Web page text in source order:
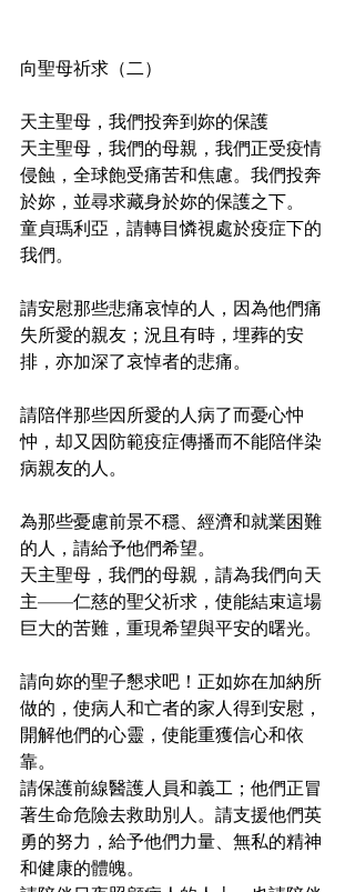
向聖母祈求（二）
天主聖母，我們投奔到妳的保護
天主聖母，我們的母親，我們正受疫情
侵蝕，全球飽受痛苦和焦慮。我們投奔
於妳，並尋求藏身於妳的保護之下。
童貞瑪利亞，請轉目憐視處於疫症下的
我們。
請安慰那些悲痛哀悼的人，因為他們痛
失所愛的親友；況且有時，埋葬的安
排，亦加深了哀悼者的悲痛。
請陪伴那些因所愛的人病了而憂心忡
忡，却又因防範疫症傳播而不能陪伴染
病親友的人。
為那些憂慮前景不穩、經濟和就業困難
的人，請給予他們希望。
天主聖母，我們的母親，請為我們向天
主——仁慈的聖父祈求，使能結束這場
巨大的苦難，重現希望與平安的曙光。
請向妳的聖子懇求吧！正如妳在加納所
做的，使病人和亡者的家人得到安慰，
開解他們的心靈，使能重獲信心和依
靠。
請保護前線醫護人員和義工；他們正冒
著生命危險去救助別人。請支援他們英
勇的努力，給予他們力量、無私的精神
和健康的體魄。